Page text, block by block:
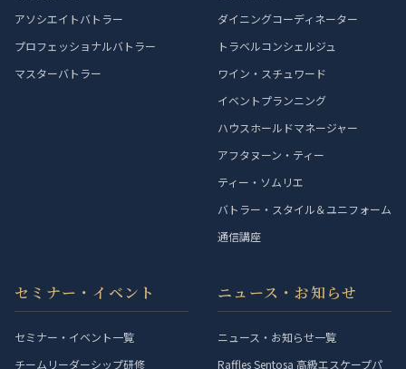
アソシエイトバトラー
プロフェッショナルバトラー
マスターバトラー
ダイニングコーディネーター
トラベルコンシェルジュ
ワイン・スチュワード
イベントプランニング
ハウスホールドマネージャー
アフタヌーン・ティー
ティー・ソムリエ
バトラー・スタイル＆ユニフォーム
通信講座
セミナー・イベント
セミナー・イベント一覧
チームリーダーシップ研修
ニュース・お知らせ
ニュース・お知らせ一覧
Raffles Sentosa 高級エスケープパ